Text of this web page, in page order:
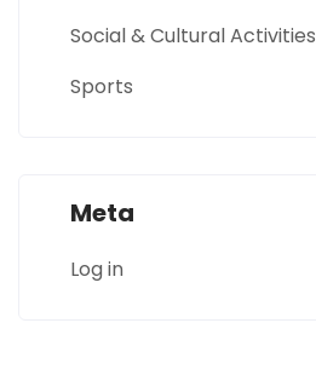
Social & Cultural Activities
Sports
Meta
Log in